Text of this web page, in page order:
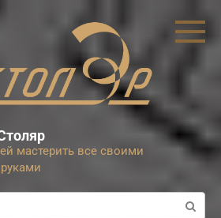
мастерить все своими
руками